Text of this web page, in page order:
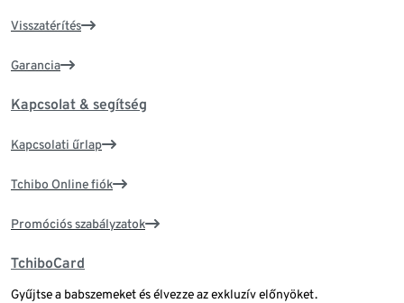
Visszatérítés
Garancia
Kapcsolat & segítség
Kapcsolati űrlap
Tchibo Online fiók
Promóciós szabályzatok
TchiboCard
Gyűjtse a babszemeket és élvezze az exkluzív előnyöket.